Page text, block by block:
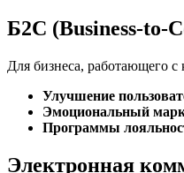
Б2С (Business-to-
Для бизнеса, работающего
Улучшение
Эмоциональный
Программы
Электронная